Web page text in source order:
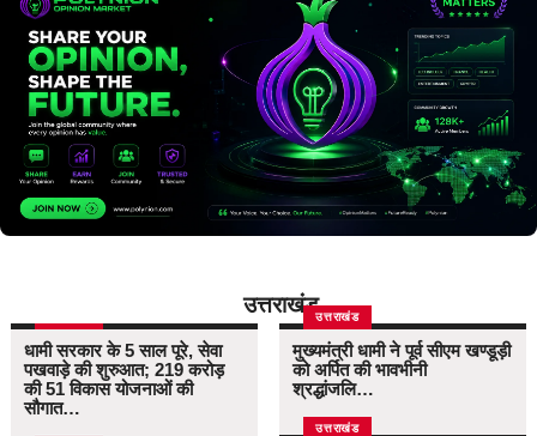
उत्तराखंड
धामी सरकार के 5 साल पूरे, सेवा
पखवाड़े की शुरुआत; 219 करोड़
की 51 विकास योजनाओं की
सौगात…
उत्तराखंड
मुख्यमंत्री धामी ने पूर्व सीएम खण्डूड़ी
को अर्पित की भावभीनी
श्रद्धांजलि…
उत्तराखंड